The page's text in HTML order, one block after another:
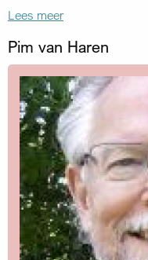
Lees meer
Pim van Haren